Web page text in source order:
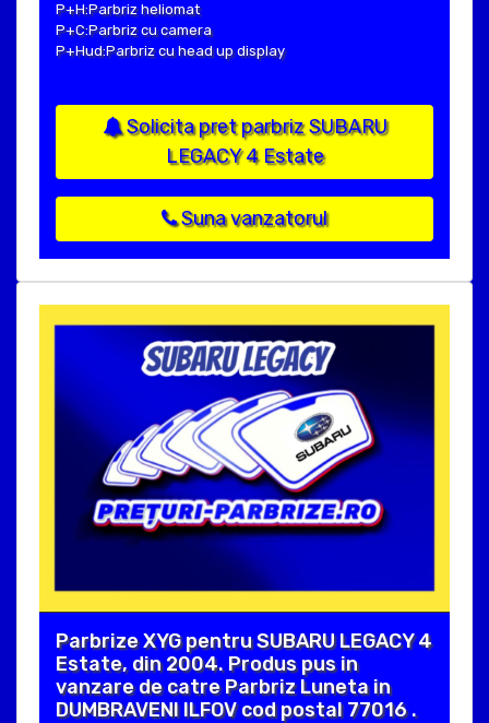
P+H:Parbriz heliomat
P+C:Parbriz cu camera
P+Hud:Parbriz cu head up display
Solicita pret parbriz SUBARU
LEGACY 4 Estate
Suna vanzatorul
Parbrize XYG pentru SUBARU LEGACY 4
Estate, din 2004. Produs pus in
vanzare de catre Parbriz Luneta in
DUMBRAVENI ILFOV cod postal 77016 .